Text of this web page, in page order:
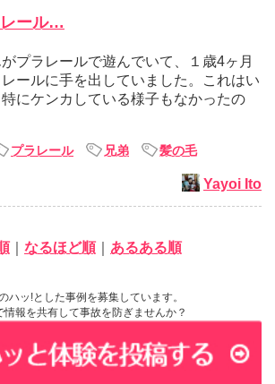
ール…
プラレールで遊んでいて、１歳4ヶ月
ールに手を出していました。これはい
にケンカしている様子もなかったの
プラレール 兄弟 髪の毛
Yayoi Ito
｜ なるほど順｜ あるある順
ハッ!とした事例を募集しています。
情報を共有して事故を防ぎませんか？